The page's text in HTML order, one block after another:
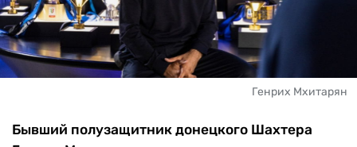
Генрих Мхитарян
Бывший полузащитник донецкого Шахтера